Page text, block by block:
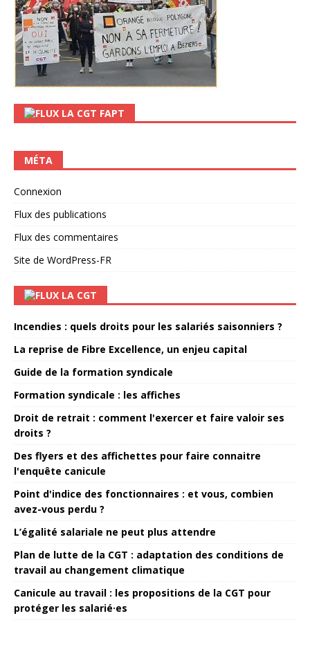
LA CGT FAPT
MÉTA
Connexion
Flux des publications
Flux des commentaires
Site de WordPress-FR
LA CGT
Incendies : quels droits pour les salariés saisonniers ?
La reprise de Fibre Excellence, un enjeu capital
Guide de la formation syndicale
Formation syndicale : les affiches
Droit de retrait : comment l'exercer et faire valoir ses
droits ?
Des flyers et des affichettes pour faire connaitre
l'enquête canicule
Point d'indice des fonctionnaires : et vous, combien
avez-vous perdu ?
L’égalité salariale ne peut plus attendre
Plan de lutte de la CGT : adaptation des conditions de
travail au changement climatique
Canicule au travail : les propositions de la CGT pour
protéger les salarié·es